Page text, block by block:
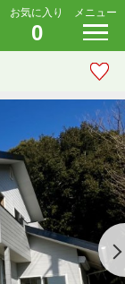
お気に入り
0
メニュー